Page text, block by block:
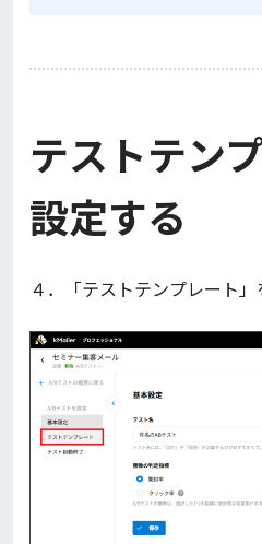
テストテン
設定する
４．「テストテンプレート」